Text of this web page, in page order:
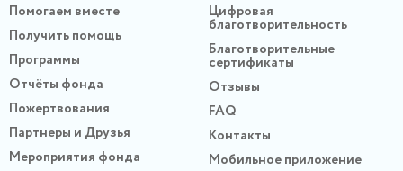
Помогаем вместе
Получить помощь
Программы
Отчёты фонда
Пожертвования
Партнеры и Друзья
Мероприятия фонда
Цифровая
благотворительность
Благотворительные
сертификаты
Отзывы
FAQ
Контакты
Мобильное приложение